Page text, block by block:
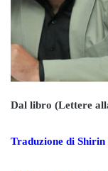
Dal libro (Lettere
Traduzione di Shirin